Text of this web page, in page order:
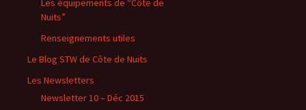
Les équipements de “Côte de
Nuits”
Renseignements utiles
Le Blog STW de Côte de Nuits
Les Newsletters
Newsletter 10 – Déc 2015